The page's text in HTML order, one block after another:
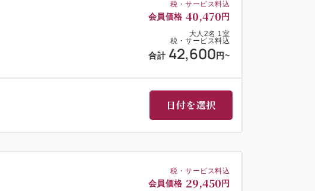
税・サービス料込
会員価格 40,470 円
大人 2名 1室
税・サービス料込
合計 42,600 円~
日付を選択
税・サービス料込
会員価格 29,450 円